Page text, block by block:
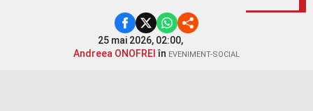
25 mai 2026, 02:00,
Andreea ONOFREI în EVENIMENT-SOCIAL